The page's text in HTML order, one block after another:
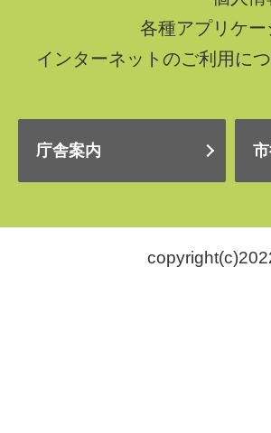
各種アプリケ
インターネットのご利用に
庁舎案内